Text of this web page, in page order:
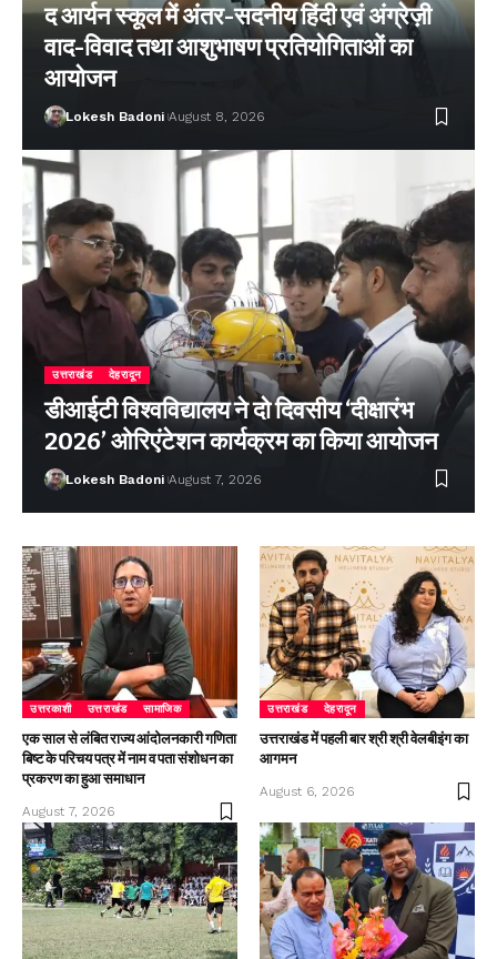
द आर्यन स्कूल में अंतर-सदनीय हिंदी एवं अंग्रेज़ी
वाद-विवाद तथा आशुभाषण प्रतियोगिताओं का
आयोजन
Lokesh Badoni August 8, 2026
उत्तराखंड देहरादून
डीआईटी विश्वविद्यालय ने दो दिवसीय ‘दीक्षारंभ
2026’ ओरिएंटेशन कार्यक्रम का किया आयोजन
Lokesh Badoni August 7, 2026
उत्तरकाशी उत्तराखंड सामाजिक
एक साल से लंबित राज्य आंदोलनकारी गणिता
बिष्ट के परिचय पत्र में नाम व पता संशोधन का
प्रकरण का हुआ समाधान
August 7, 2026
उत्तराखंड देहरादून
उत्तराखंड में पहली बार श्री श्री वेलबीइंग का
आगमन
August 6, 2026